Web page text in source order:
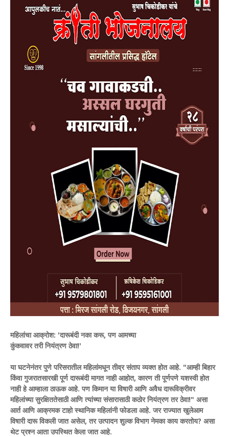
​महिलांचा आक्रोश: 'दारूबंदी नका करू, पण आमच्या
कुंकवावर तरी नियंत्रण ठेवा!'
​या घटनेनंतर पुणे परिसरातील महिलांमधून तीव्र संताप व्यक्त होत आहे. "आम्ही बिहार
किंवा गुजरातसारखी पूर्ण दारूबंदी मागत नाही आहोत, कारण ती पूर्णपणे यशस्वी होत
नाही हे आम्हाला ठाऊक आहे. पण किमान या विषारी आणि अवैध दारूविक्रीवर
महिलांच्या सुरक्षिततेसाठी आणि त्यांच्या संसारासाठी कठोर नियंत्रण तर ठेवा!" असा
आर्त आणि आक्रमक टाहो स्थानिक महिलांनी फोडला आहे. जर राज्यात खुलेआम
विषारी दारू विकली जात असेल, तर उत्पादन शुल्क विभाग नेमका काय करतोय? असा
थेट प्रश्न आता उपस्थित केला जात आहे.